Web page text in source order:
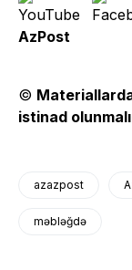
AzPost
©
istinad
azazpost
məbləğdə